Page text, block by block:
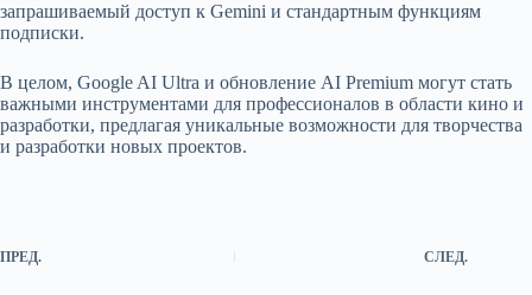
запрашиваемый доступ к Gemini и стандартным функциям
подписки.
В целом, Google AI Ultra и обновление AI Premium могут стать
важными инструментами для профессионалов в области кино и
разработки, предлагая уникальные возможности для творчества
и разработки новых проектов.
ПРЕД. СЛЕД.